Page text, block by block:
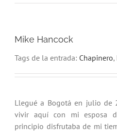
Mike Hancock
Tags de la entrada: Chapinero,
Llegué a Bogotá en julio de
vivir aquí con mi esposa
principio disfrutaba de mi